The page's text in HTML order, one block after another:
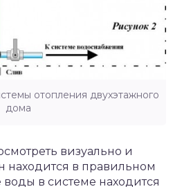
отопления двухэтажного
дома
визуально и
находится в правильном
в системе находится